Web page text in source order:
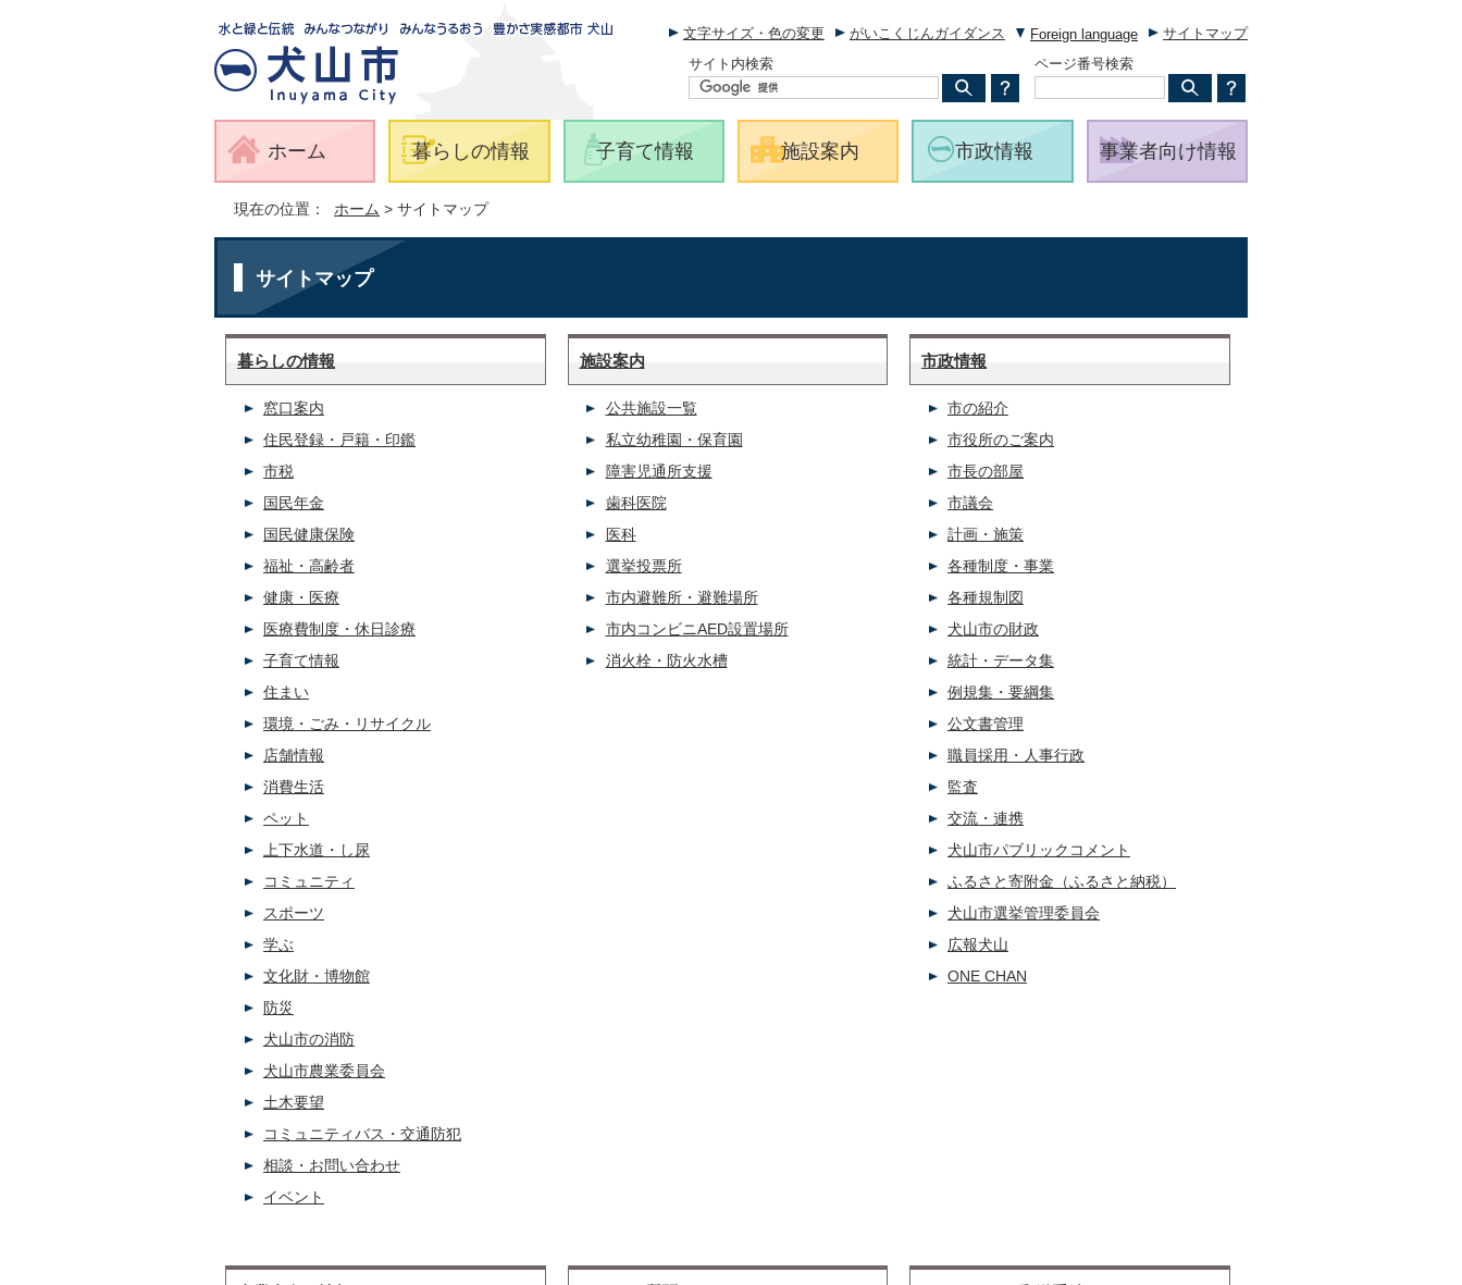
文字サイズ・色の変更 がいこくじんガイダンス Foreign language
サイトマップ
サイト内検索
ページ番号検索
ホーム 暮らしの情報 子育て情報 施設案内 市政情報 事業者向け情報
現在の位置： ホーム > サイトマップ
サイトマップ
暮らしの情報
窓口案内
住民登録・戸籍・印鑑
市税
国民年金
国民健康保険
福祉・高齢者
健康・医療
医療費制度・休日診療
子育て情報
住まい
環境・ごみ・リサイクル
店舗情報
消費生活
ペット
上下水道・し尿
コミュニティ
スポーツ
学ぶ
文化財・博物館
防災
犬山市の消防
犬山市農業委員会
土木要望
コミュニティバス・交通防犯
相談・お問い合わせ
イベント
施設案内
公共施設一覧
私立幼稚園・保育園
障害児通所支援
歯科医院
医科
選挙投票所
市内避難所・避難場所
市内コンビニAED設置場所
消火栓・防火水槽
市政情報
市の紹介
市役所のご案内
市長の部屋
市議会
計画・施策
各種制度・事業
各種規制図
犬山市の財政
統計・データ集
例規集・要綱集
公文書管理
職員採用・人事行政
監査
交流・連携
犬山市パブリックコメント
ふるさと寄附金（ふるさと納税）
犬山市選挙管理委員会
広報犬山
ONE CHAN